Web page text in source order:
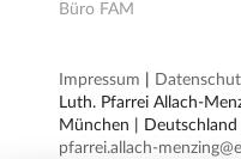
Büro FAM
Impressum
Luth. Pfarrei Allach-
München | Deutschland
pfarrei.allach-